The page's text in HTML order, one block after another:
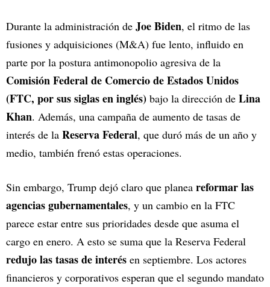
Durante la administración de Joe Biden, el ritmo de las
fusiones y adquisiciones (M&A) fue lento, influido en
parte por la postura antimonopolio agresiva de la
Comisión Federal de Comercio de Estados Unidos
(FTC, por sus siglas en inglés) bajo la dirección de Lina
Khan. Además, una campaña de aumento de tasas de
interés de la Reserva Federal, que duró más de un año y
medio, también frenó estas operaciones.
Sin embargo, Trump dejó claro que planea reformar las
agencias gubernamentales, y un cambio en la FTC
parece estar entre sus prioridades desde que asuma el
cargo en enero. A esto se suma que la Reserva Federal
redujo las tasas de interés en septiembre. Los actores
financieros y corporativos esperan que el segundo mandato